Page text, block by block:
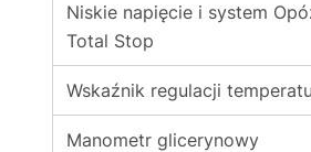
Niskie napięcie i system
Total Stop
Wskaźnik regulacji
Manometr glicerynowy